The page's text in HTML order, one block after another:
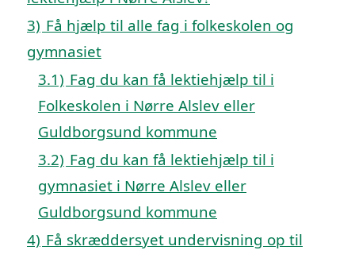
3) Få hjælp til alle fag i folkeskolen og
gymnasiet
3.1) Fag du kan få lektiehjælp til i
Folkeskolen i Nørre Alslev eller
Guldborgsund kommune
3.2) Fag du kan få lektiehjælp til i
gymnasiet i Nørre Alslev eller
Guldborgsund kommune
4) Få skræddersyet undervisning op til